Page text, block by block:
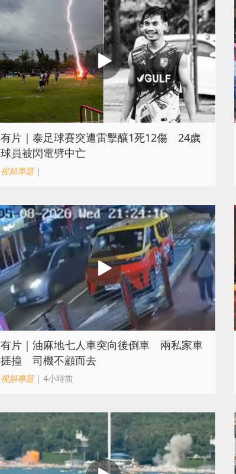
有片｜泰足球賽突遭雷擊釀1死12傷 24歲
球員被閃電劈中亡
視頻專題|
有片｜油麻地七人車突向後倒車 兩私家車
捱撞 司機不顧而去
視頻專題| 4小時前